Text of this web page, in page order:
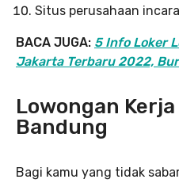
Situs perusahaan
BACA JUGA: 5 Info Loker
Jakarta Terbaru 2022,
Lowongan
Bandung
Bagi kamu yang tidak